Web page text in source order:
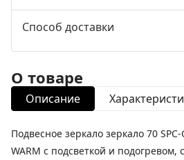
Способ доставки
О товаре
Описание
Подвесное зеркало зеркало 70 SPC-
WARM с подсветкой и подогревом,